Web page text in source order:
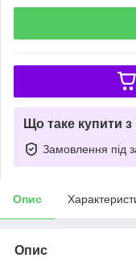
Що таке купити
Замовлення під
Опис
Опис